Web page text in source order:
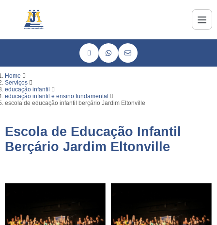
Home
Serviços
educação infantil
educação infantil e ensino fundamental
escola de educação infantil berçário Jardim Eltonville
Escola de Educação Infantil
Berçário Jardim Eltonville